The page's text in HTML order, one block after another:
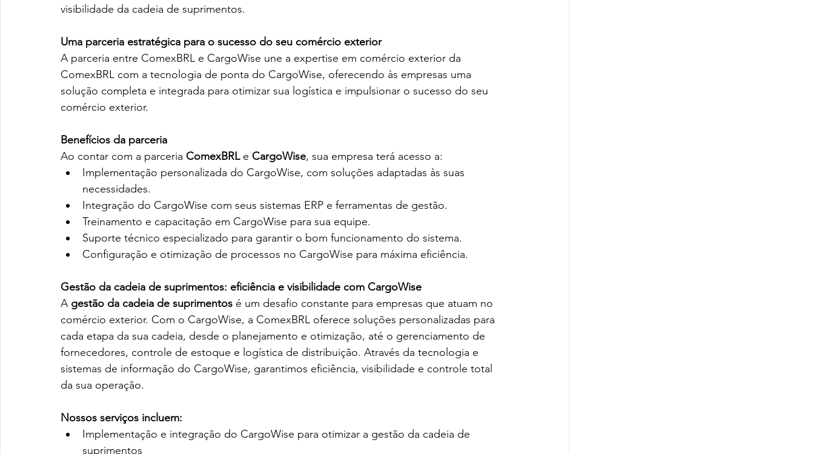
visibilidade da cadeia de suprimentos.
Uma parceria estratégica para o sucesso do seu comércio exterior
A parceria entre ComexBRL e CargoWise une a expertise em comércio exterior da
ComexBRL com a tecnologia de ponta do CargoWise, oferecendo às empresas uma
solução completa e integrada para otimizar sua logística e impulsionar o sucesso do seu
comércio exterior.
Benefícios da parceria
Ao contar com a parceria ComexBRL e CargoWise, sua empresa terá acesso a:
Implementação personalizada do CargoWise, com soluções adaptadas às suas
necessidades.
Integração do CargoWise com seus sistemas ERP e ferramentas de gestão.
Treinamento e capacitação em CargoWise para sua equipe.
Suporte técnico especializado para garantir o bom funcionamento do sistema.
Configuração e otimização de processos no CargoWise para máxima eficiência.
Gestão da cadeia de suprimentos: eficiência e visibilidade com CargoWise
A gestão da cadeia de suprimentos é um desafio constante para empresas que atuam no
comércio exterior. Com o CargoWise, a ComexBRL oferece soluções personalizadas para
cada etapa da sua cadeia, desde o planejamento e otimização, até o gerenciamento de
fornecedores, controle de estoque e logística de distribuição. Através da tecnologia e
sistemas de informação do CargoWise, garantimos eficiência, visibilidade e controle total
da sua operação.
Nossos serviços incluem:
Implementação e integração do CargoWise para otimizar a gestão da cadeia de
suprimentos